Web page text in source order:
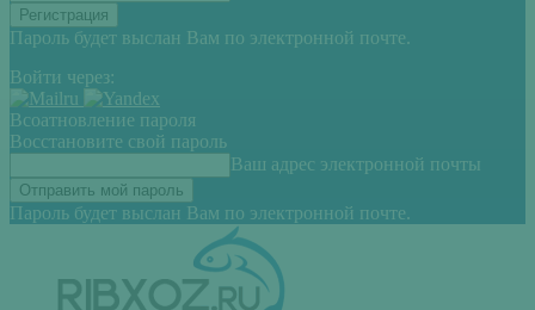
Пароль будет выслан Вам по электронной почте.
Войти через:
Всоатновление пароля
Восстановите свой пароль
Ваш адрес электронной почты
Пароль будет выслан Вам по электронной почте.